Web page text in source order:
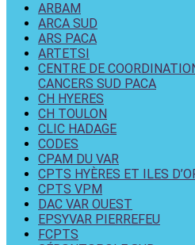
ARBAM
ARCA SUD
ARS PACA
ARTETSI
CENTRE DE
CANCERS SUD PACA
CH HYERES
CH TOULON
CLIC HADAGE
CODES
CPAM DU VAR
CPTS HYÈRES ET ILES
CPTS VPM
DAC VAR OUEST
EPSYVAR PIERREFEU
FCPTS